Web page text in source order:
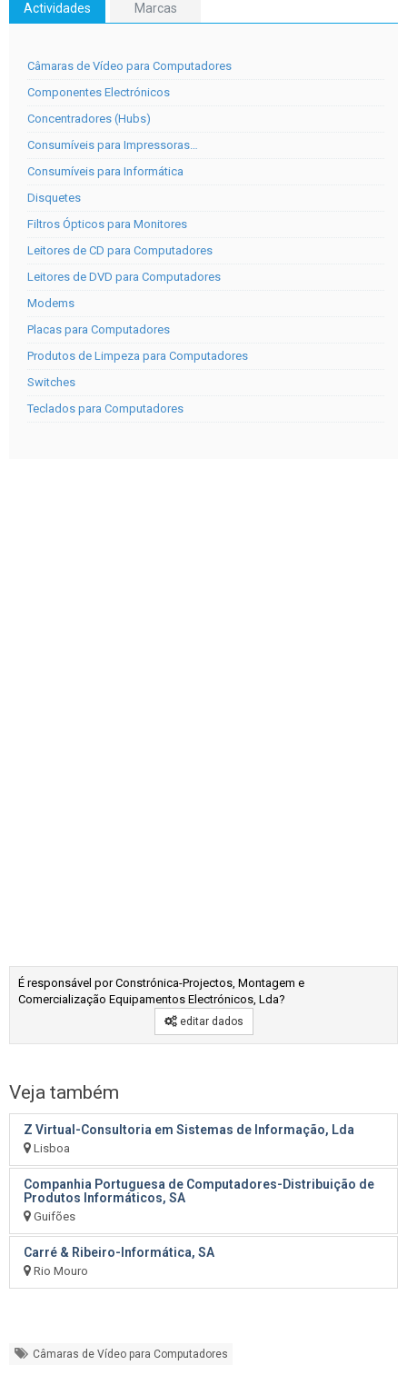
Actividades Marcas
Câmaras de Vídeo para Computadores
Componentes Electrónicos
Concentradores (Hubs)
Consumíveis para Impressoras…
Consumíveis para Informática
Disquetes
Filtros Ópticos para Monitores
Leitores de CD para Computadores
Leitores de DVD para Computadores
Modems
Placas para Computadores
Produtos de Limpeza para Computadores
Switches
Teclados para Computadores
É responsável por Constrónica-Projectos, Montagem e
Comercialização Equipamentos Electrónicos, Lda?
editar dados
Veja também
Z Virtual-Consultoria em Sistemas de Informação, Lda
Lisboa
Companhia Portuguesa de Computadores-Distribuição de
Produtos Informáticos, SA
Guifões
Carré & Ribeiro-Informática, SA
Rio Mouro
Câmaras de Vídeo para Computadores